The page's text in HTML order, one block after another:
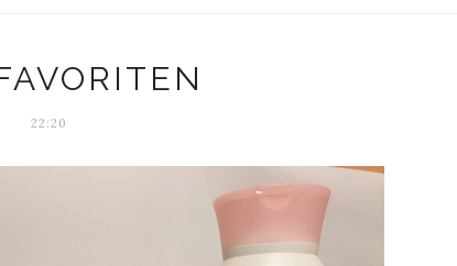
22:20